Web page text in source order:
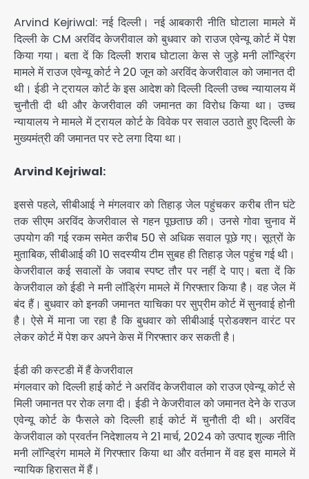
Arvind Kejriwal: नई दिल्ली। नई आबकारी नीति घोटाला मामले में
दिल्ली के CM अरविंद केजरीवाल को बुधवार को राउज एवेन्यू कोर्ट में पेश
किया गया। बता दें कि दिल्ली शराब घोटाला केस से जुड़े मनी लॉन्ड्रिंग
मामले में राउज एवेन्यू कोर्ट ने 20 जून को अरविंद केजरीवाल को जमानत दी
थी। ईडी ने ट्रायल कोर्ट के इस आदेश को दिल्ली दिल्ली उच्च न्यायालय में
चुनौती दी थी और केजरीवाल की जमानत का विरोध किया था। उच्च
न्यायालय ने मामले में ट्रायल कोर्ट के विवेक पर सवाल उठाते हुए दिल्ली के
मुख्यमंत्री की जमानत पर स्टे लगा दिया था।
Arvind Kejriwal:
इससे पहले, सीबीआई ने मंगलवार को तिहाड़ जेल पहुंचकर करीब तीन घंटे
तक सीएम अरविंद केजरीवाल से गहन पूछताछ की। उनसे गोवा चुनाव में
उपयोग की गई रकम समेत करीब 50 से अधिक सवाल पूछे गए। सूत्रों के
मुताबिक, सीबीआई की 10 सदस्यीय टीम सुबह ही तिहाड़ जेल पहुंच गई थी।
केजरीवाल कई सवालों के जवाब स्पष्ट तौर पर नहीं दे पाए। बता दें कि
केजरीवाल को ईडी ने मनी लॉड्रिंग मामले में गिरफ्तार किया है। वह जेल में
बंद हैं। बुधवार को इनकी जमानत याचिका पर सुप्रीम कोर्ट में सुनवाई होनी
है। ऐसे में माना जा रहा है कि बुधवार को सीबीआई प्रोडक्शन वारंट पर
लेकर कोर्ट में पेश कर अपने केस में गिरफ्तार कर सकती है।
ईडी की कस्टडी में हैं केजरीवाल
मंगलवार को दिल्ली हाई कोर्ट ने अरविंद केजरीवाल को राउज एवेन्यू कोर्ट से
मिली जमानत पर रोक लगा दी। ईडी ने केजरीवाल को जमानत देने के राउज
एवेन्यू कोर्ट के फैसले को दिल्ली हाई कोर्ट में चुनौती दी थी। अरविंद
केजरीवाल को प्रवर्तन निदेशालय ने 21 मार्च, 2024 को उत्पाद शुल्क नीति
मनी लॉन्ड्रिंग मामले में गिरफ्तार किया था और वर्तमान में वह इस मामले में
न्यायिक हिरासत में हैं।